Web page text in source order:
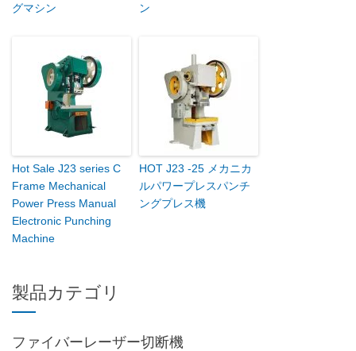
グマシン
ン
Hot Sale J23 series C
Frame Mechanical
Power Press Manual
Electronic Punching
Machine
HOT J23 -25 メカニカ
ルパワープレスパンチ
ングプレス機
製品カテゴリ
ファイバーレーザー切断機